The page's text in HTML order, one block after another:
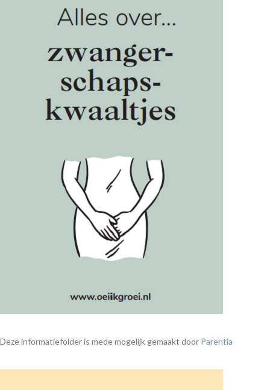
Deze informatiefolder is mede mogelijk gemaakt door Parentia